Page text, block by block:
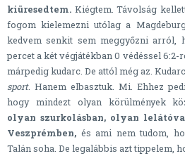
kiüresedtem. Kiégtem. Távolság
fogom kielemezni utólag a
kedvem senkit sem meggyőzni arról,
percet a két végjátékban 0 védéssel
márpedig kudarc. De attól még az.
sport. Hanem elbasztuk. Mi. Ehhez
hogy mindezt olyan körülmények
olyan szurkolásban, olyan
Veszprémben, és ami nem tudom,
Talán soha. De legalábbis azt tippelem,